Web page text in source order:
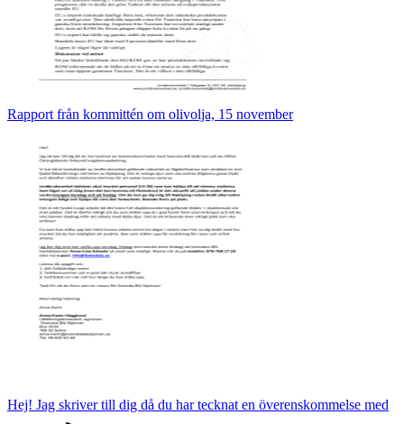
Rapport från kommittén om olivolja, 15 november
Hej! Jag skriver till dig då du har tecknat en överenskommelse med